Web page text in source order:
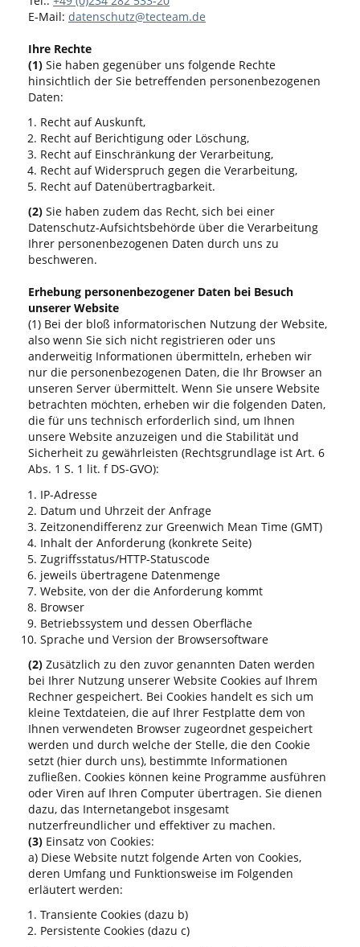
E-Mail: datenschutz@tecteam.de
Ihre Rechte
(1) Sie haben gegenüber uns folgende Rechte
hinsichtlich der Sie betreffenden personenbezogenen
Daten:
Recht auf Auskunft,
Recht auf Berichtigung oder Löschung,
Recht auf Einschränkung der Verarbeitung,
Recht auf Widerspruch gegen die Verarbeitung,
Recht auf Datenübertragbarkeit.
(2) Sie haben zudem das Recht, sich bei einer
Datenschutz-Aufsichtsbehörde über die Verarbeitung
Ihrer personenbezogenen Daten durch uns zu
beschweren.
Erhebung personenbezogener Daten bei Besuch
unserer Website
(1) Bei der bloß informatorischen Nutzung der Website,
also wenn Sie sich nicht registrieren oder uns
anderweitig Informationen übermitteln, erheben wir
nur die personenbezogenen Daten, die Ihr Browser an
unseren Server übermittelt. Wenn Sie unsere Website
betrachten möchten, erheben wir die folgenden Daten,
die für uns technisch erforderlich sind, um Ihnen
unsere Website anzuzeigen und die Stabilität und
Sicherheit zu gewährleisten (Rechtsgrundlage ist Art. 6
Abs. 1 S. 1 lit. f DS-GVO):
IP-Adresse
Datum und Uhrzeit der Anfrage
Zeitzonendifferenz zur Greenwich Mean Time (GMT)
Inhalt der Anforderung (konkrete Seite)
Zugriffsstatus/HTTP-Statuscode
jeweils übertragene Datenmenge
Website, von der die Anforderung kommt
Browser
Betriebssystem und dessen Oberfläche
Sprache und Version der Browsersoftware
(2) Zusätzlich zu den zuvor genannten Daten werden
bei Ihrer Nutzung unserer Website Cookies auf Ihrem
Rechner gespeichert. Bei Cookies handelt es sich um
kleine Textdateien, die auf Ihrer Festplatte dem von
Ihnen verwendeten Browser zugeordnet gespeichert
werden und durch welche der Stelle, die den Cookie
setzt (hier durch uns), bestimmte Informationen
zufließen. Cookies können keine Programme ausführen
oder Viren auf Ihren Computer übertragen. Sie dienen
dazu, das Internetangebot insgesamt
nutzerfreundlicher und effektiver zu machen.
(3) Einsatz von Cookies:
a) Diese Website nutzt folgende Arten von Cookies,
deren Umfang und Funktionsweise im Folgenden
erläutert werden:
Transiente Cookies (dazu b)
Persistente Cookies (dazu c)